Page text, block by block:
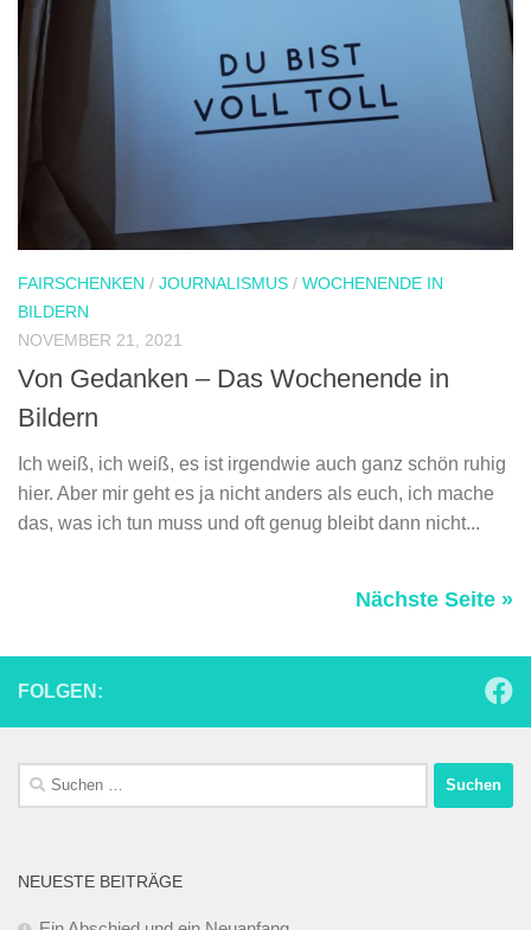
FAIRSCHENKEN / JOURNALISMUS / WOCHENENDE IN
BILDERN
NOVEMBER 21, 2021
Von Gedanken – Das Wochenende in
Bildern
Ich weiß, ich weiß, es ist irgendwie auch ganz schön ruhig
hier. Aber mir geht es ja nicht anders als euch, ich mache
das, was ich tun muss und oft genug bleibt dann nicht...
Nächste Seite »
FOLGEN:
Suchen
nach:
NEUESTE BEITRÄGE